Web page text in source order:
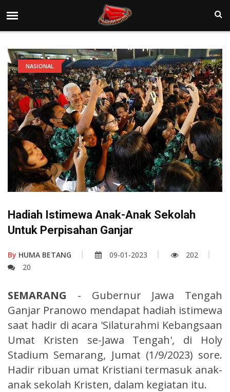
NASIONAL
Hadiah Istimewa Anak-Anak Sekolah
Untuk Perpisahan Ganjar
By HUMA BETANG 09-01-2023
202
20
SEMARANG - Gubernur Jawa Tengah
Ganjar Pranowo mendapat hadiah istimewa
saat hadir di acara 'Silaturahmi Kebangsaan
Umat Kristen se-Jawa Tengah', di Holy
Stadium Semarang, Jumat (1/9/2023) sore.
Hadir ribuan umat Kristiani termasuk anak-
anak sekolah Kristen, dalam kegiatan itu.